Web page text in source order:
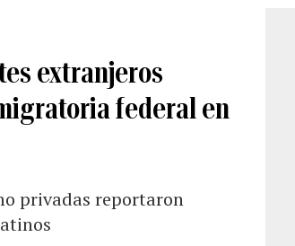
extranjeros
federal en
privadas reportaron